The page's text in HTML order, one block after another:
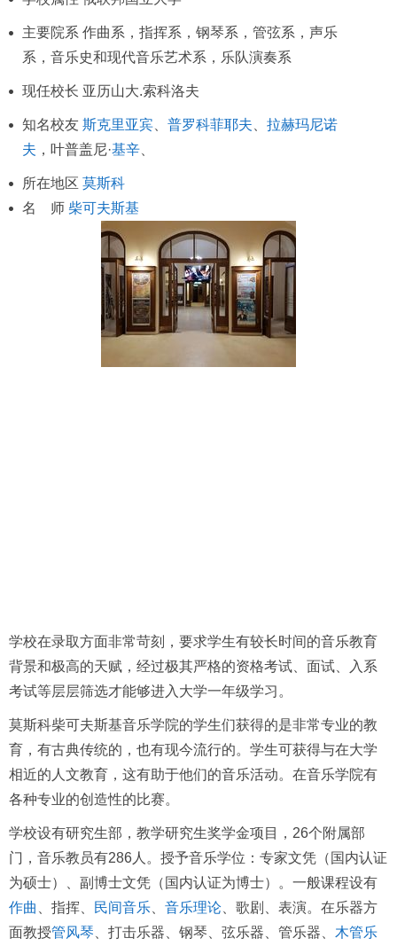
主要院系 作曲系，指挥系，钢琴系，管弦系，声乐
系，音乐史和现代音乐艺术系，乐队演奏系
现任校长 亚历山大.索科洛夫
知名校友 斯克里亚宾 普罗科菲耶夫
拉赫玛尼诺
夫 ，叶普盖尼·基辛
所在地区 莫斯科
名 师 柴可夫斯基
学校在录取方面非常苛刻，要求学生有较长时间的音乐教育
背景和极高的天赋，经过极其严格的资格考试、面试、入系
考试等层层筛选才能够进入大学一年级学习。
莫斯科柴可夫斯基音乐学院的学生们获得的是非常专业的教
育，有古典传统的，也有现今流行的。学生可获得与在大学
相近的人文教育，这有助于他们的音乐活动。在音乐学院有
各种专业的创造性的比赛。
学校设有研究生部，教学研究生奖学金项目，26个附属部
门，音乐教员有286人。授予音乐学位：专家文凭（国内认证
为硕士）、副博士文凭（国内认证为博士）。一般课程设有
作曲
、指挥、 民间音乐 音乐理论 、歌剧、表演。在乐器方
面教授管风琴 、打击乐器、钢琴、弦乐器、管乐器、 木管乐